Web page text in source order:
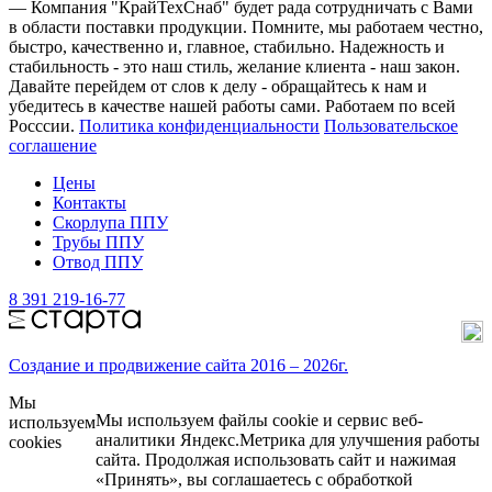
— Компания "КрайТехСнаб" будет рада сотрудничать с Вами
в области поставки продукции. Помните, мы работаем честно,
быстро, качественно и, главное, стабильно. Надежность и
стабильность - это наш стиль, желание клиента - наш закон.
Давайте перейдем от слов к делу - обращайтесь к нам и
убедитесь в качестве нашей работы сами. Работаем по всей
Росссии. Политика конфиденциальности Пользовательское
соглашение
Цены
Контакты
Скорлупа ППУ
Трубы ППУ
Отвод ППУ
8 391 219-16-77
Создание и продвижение сайта 2016 – 2026г.
Мы
используем
cookies
Мы используем файлы cookie и сервис веб-
аналитики Яндекс.Метрика для улучшения работы
сайта. Продолжая использовать сайт и нажимая
«Принять», вы соглашаетесь с обработкой